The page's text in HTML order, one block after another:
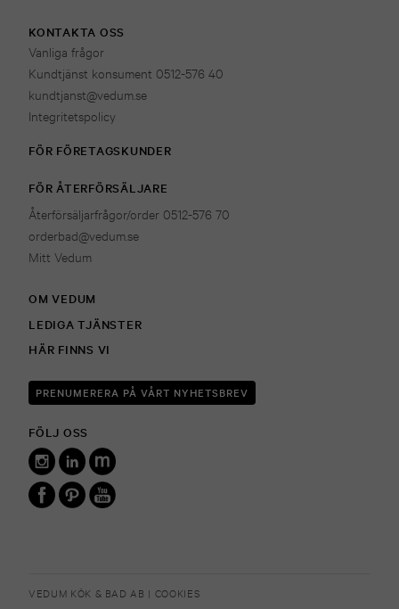
KONTAKTA OSS
Vanliga frågor
Kundtjänst konsument 0512-576 40
kundtjanst@vedum.se
Integritetspolicy
FÖR FÖRETAGSKUNDER
FÖR ÅTERFÖRSÄLJARE
Återförsäljarfrågor/order 0512-576 70
orderbad@vedum.se
Mitt Vedum
OM VEDUM
LEDIGA TJÄNSTER
HÄR FINNS VI
PRENUMERERA PÅ VÅRT NYHETSBREV
FÖLJ OSS
VEDUM KÖK & BAD AB | COOKIES